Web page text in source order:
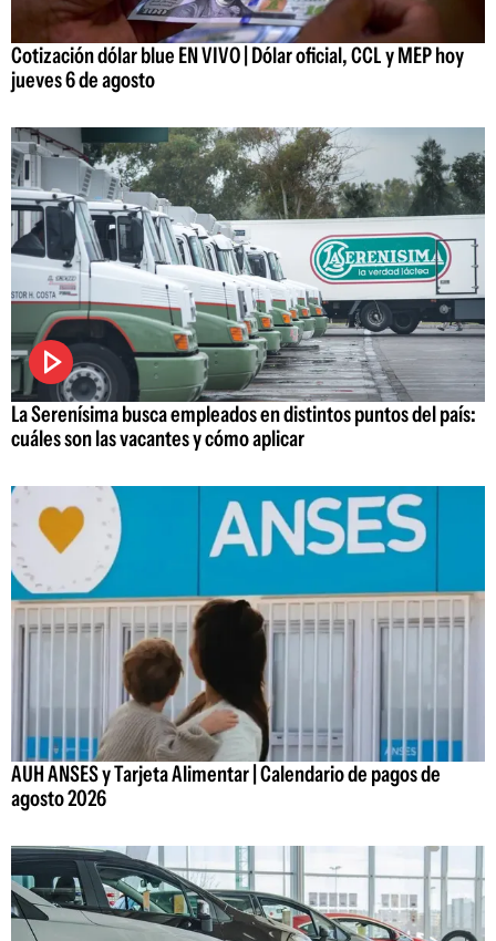
Cotización dólar blue EN VIVO | Dólar oficial, CCL y MEP hoy
jueves 6 de agosto
La Serenísima busca empleados en distintos puntos del país:
cuáles son las vacantes y cómo aplicar
AUH ANSES y Tarjeta Alimentar | Calendario de pagos de
agosto 2026